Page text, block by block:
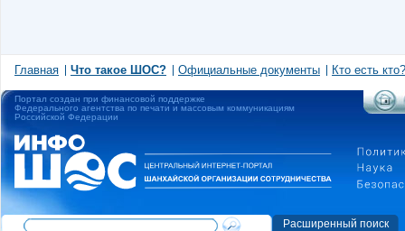
Главная Что такое ШОС? Официальные документы Кто есть кто?
Портал создан при финансовой поддержке
Федерального агентства по печати и массовым коммуникациям
Российской Федерации
Расширенный поиск